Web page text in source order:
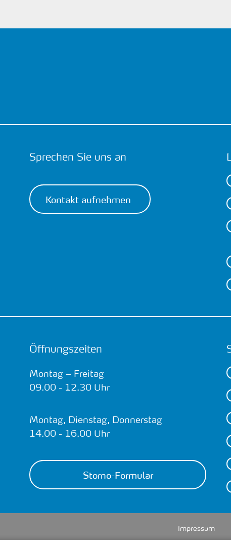
Sprechen Sie uns an
Kontakt aufnehmen
Öffnungszeiten
Montag – Freitag
09.00 - 12.30 Uhr
Montag, Dienstag, Donnerstag
14.00 - 16.00 Uhr
Storno-Formular
Impressum